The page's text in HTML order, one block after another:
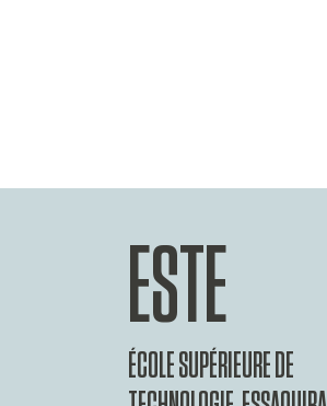
ESTE
ÉCOLE SUPÉRIEURE DE